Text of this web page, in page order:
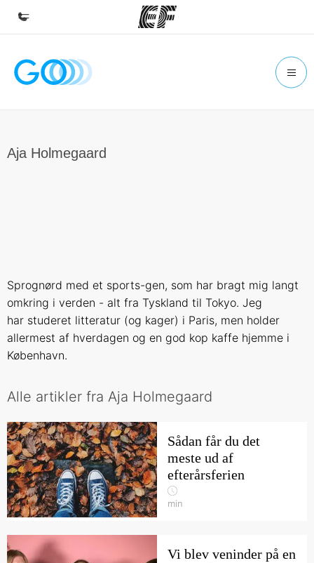
Hjem
Bliv en del af holdet
Aja Holmegaard
Sprognørd med et sports-gen, som har bragt mig langt
omkring i verden - alt fra Tyskland til Tokyo. Jeg
har studeret litteratur (og kager) i Paris, men holder
allermest af hverdagen og en god kop kaffe hjemme i
København.
Alle artikler fra Aja Holmegaard
Sådan får du det
meste ud af
efterårsferien
min
Vi blev veninder på en